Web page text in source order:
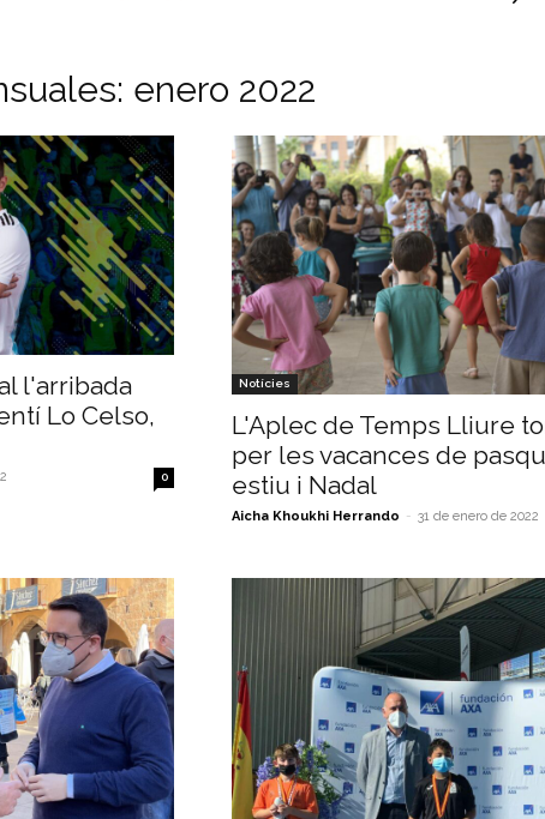
enero 2022
l'arribada
Lo Celso,
0
Notícies
L'Aplec de Temps Lliure
per les vacances de
estiu i Nadal
Aicha Khoukhi Herrando - 31 de enero de 2022